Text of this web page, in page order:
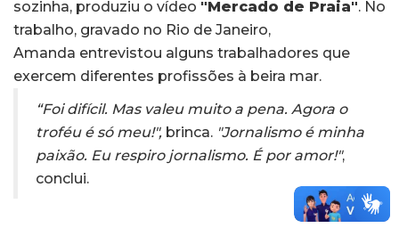
sozinha, produziu o vídeo "Mercado de Praia". No
trabalho, gravado no Rio de Janeiro,
Amanda entrevistou alguns trabalhadores que
exercem diferentes profissões à beira mar.
“Foi difícil. Mas valeu muito a pena. Agora o
troféu é só meu!", brinca. "Jornalismo é minha
paixão. Eu respiro jornalismo. É por amor!",
conclui.